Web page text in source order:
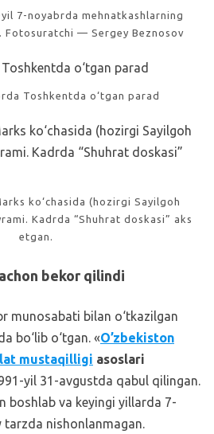
7-noyabrda mehnatkashlarning
Fotosuratchi — Sergey Beznosov
Toshkentda o‘tgan parad
ko‘chasida (hozirgi Sayilgoh
Kadrda “Shuhrat doskasi” aks
etgan.
bekor qilindi
munosabati bilan o‘tkazilgan
bo‘lib o‘tgan. «O’zbekiston
mustaqilligi asoslari
yil 31-avgustda qabul qilingan.
boshlab va keyingi yillarda 7-
nishonlanmagan.